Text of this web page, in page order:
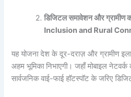
डिजिटलसमावेशनऔरग्रामीण
Inclusion and Rural
यह योजना देश के दूर-दराज़ और ग्रामीण
अहम भूमिका निभाएगी। जहाँ मोबाइल नेटवर्क
सार्वजनिक वाई-फाई हॉटस्पॉट के जरिए